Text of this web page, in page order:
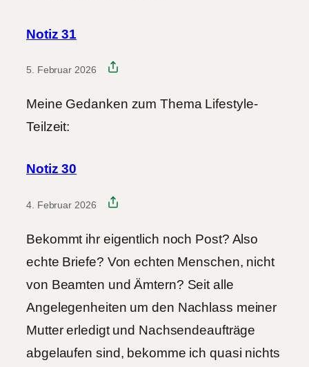
Notiz 31
5. Februar 2026
Meine Gedanken zum Thema Lifestyle-
Teilzeit:
Notiz 30
4. Februar 2026
Bekommt ihr eigentlich noch Post? Also
echte Briefe? Von echten Menschen, nicht
von Beamten und Ämtern? Seit alle
Angelegenheiten um den Nachlass meiner
Mutter erledigt und Nachsendeaufträge
abgelaufen sind, bekomme ich quasi nichts